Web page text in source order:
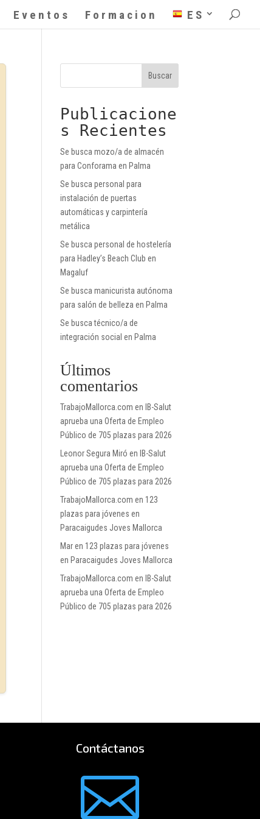
Eventos Formacion ES
Buscar
Publicacione
s Recientes
Se busca mozo/a de almacén
para Conforama en Palma
Se busca personal para
instalación de puertas
automáticas y carpintería
metálica
Se busca personal de hostelería
para Hadley’s Beach Club en
Magaluf
Se busca manicurista autónoma
para salón de belleza en Palma
Se busca técnico/a de
integración social en Palma
Últimos
comentarios
TrabajoMallorca.com en IB-Salut
aprueba una Oferta de Empleo
Público de 705 plazas para 2026
Leonor Segura Miró en IB-Salut
aprueba una Oferta de Empleo
Público de 705 plazas para 2026
TrabajoMallorca.com en 123
plazas para jóvenes en
Paracaigudes Joves Mallorca
Maren 123 plazas para jóvenes
en Paracaigudes Joves Mallorca
TrabajoMallorca.com en IB-Salut
aprueba una Oferta de Empleo
Público de 705 plazas para 2026
Contáctanos
